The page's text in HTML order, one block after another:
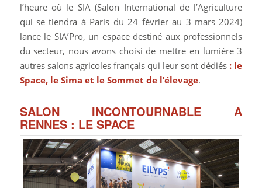
l’heure où le SIA (Salon International de l’Agriculture
qui se tiendra à Paris du 24 février au 3 mars 2024)
lance le SIA’Pro, un espace destiné aux professionnels
du secteur, nous avons choisi de mettre en lumière 3
autres salons agricoles français qui leur sont dédiés : le
Space, le Sima et le Sommet de l’élevage.
SALON INCONTOURNABLE A
RENNES : LE SPACE